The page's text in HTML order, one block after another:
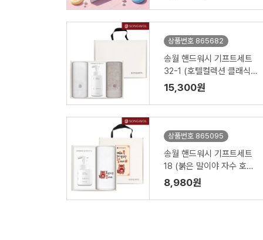
상품번호 865682
송월 핸드워시 기프트세트
32-1 (호텔컬렉션 클래식1
50g 2P + 생활공작소500
ml 1P)
15,300원
상품번호 865095
송월 핸드워시 기프트세트
18 (붉은 말이야 자수 호텔
수건 150g 1P + 생활공작
소250ml 1P)
8,980원